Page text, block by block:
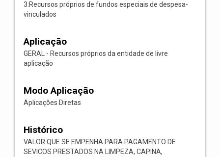
3:Recursos próprios de fundos especiais de despesa-
vinculados
Aplicação
GERAL - Recursos próprios da entidade de livre
aplicação
Modo Aplicação
Aplicações Diretas
Histórico
VALOR QUE SE EMPENHA PARA PAGAMENTO DE
SEVICOS PRESTADOS NA LIMPEZA, CAPINA,